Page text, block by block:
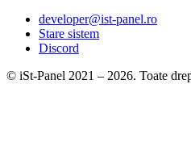
developer@ist-panel.ro
Stare sistem
Discord
© iSt-Panel 2021 – 2026. Toate